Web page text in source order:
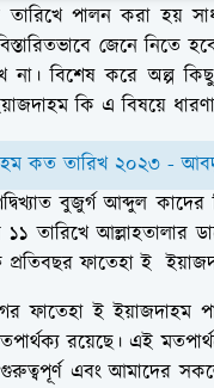
পালন করা হয়
জেনে নিতে
না। বিশেষ করে অল্প
কি এ বিষয়ে
কত তারিখ ২০২৩ -
বুজুর্গ আব্দুল
তারিখে
প্রতিবছর ফাতেহা ই
ফাতেহা ই
রয়েছে। এই
এবং আমাদের